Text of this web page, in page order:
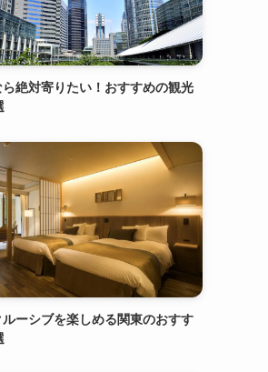
絶対寄りたい！おすすめの観光
ーシブを楽しめる関東のおすす